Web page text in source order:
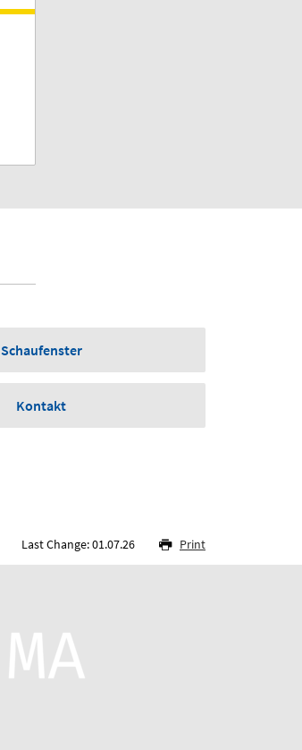
Schaufenster
Kontakt
Last Change: 01.07.26 Print